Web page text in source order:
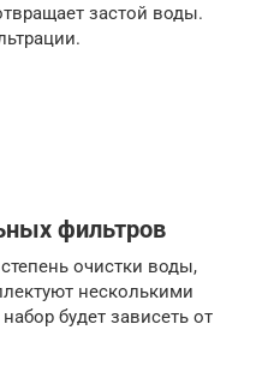
застой воды.
фильтров
очистки воды,
несколькими
будет зависеть от